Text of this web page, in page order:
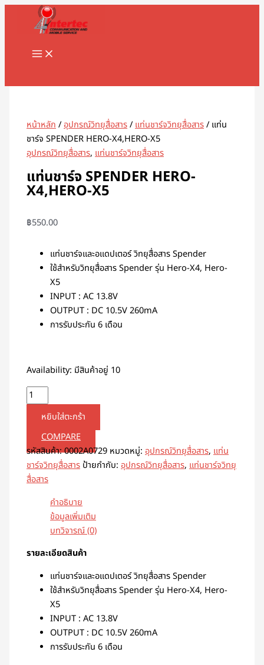
Skip
MAIN
MENU
หน้าหลัก/อุปกรณ์วิทยุสื่อสาร/แท่นชาร์จวิทยุสื่อสาร/ แท่น
ชาร์จ SPENDER HERO-X4,HERO-X5
อุปกรณ์วิทยุสื่อสาร,แท่นชาร์จวิทยุสื่อสาร
แท่นชาร์จ SPENDER HERO-
X4,HERO-X5
฿550.00
แท่นชาร์จและอแดปเตอร์ วิทยุสื่อสาร Spender
ใช้สำหรับวิทยุสื่อสาร Spender รุ่น Hero-X4, Hero-
X5
INPUT : AC 13.8V
OUTPUT : DC 10.5V 260mA
การรับประกัน 6 เดือน
Availability: มีสินค้าอยู่ 10
จำนวน
แท่น
ชาร์จ
SPENDER
หยิบใส่ตะกร้า
COMPARE
รหัสสินค้า:0002A0729 หมวดหมู่:อุปกรณ์วิทยุสื่อสาร,แท่น
ชาร์จวิทยุสื่อสาร ป้ายกำกับ:อุปกรณ์วิทยุสื่อสาร,แท่นชาร์จวิทยุ
สื่อสาร
คำอธิบาย
ข้อมูลเพิ่มเติม
บทวิจารณ์ (0)
รายละเอียดสินค้า
แท่นชาร์จและอแดปเตอร์ วิทยุสื่อสาร Spender
ใช้สำหรับวิทยุสื่อสาร Spender รุ่น Hero-X4, Hero-
X5
INPUT : AC 13.8V
OUTPUT : DC 10.5V 260mA
การรับประกัน 6 เดือน